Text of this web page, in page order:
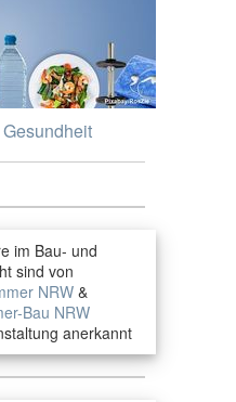
im Bau- und
sind von
NRW&
Bau NRW
anerkannt